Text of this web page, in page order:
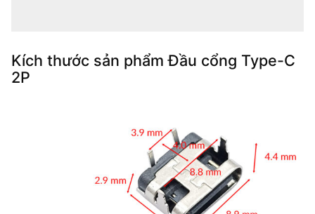
Kích thước sản phẩm Đầu cổng Type-C
2P